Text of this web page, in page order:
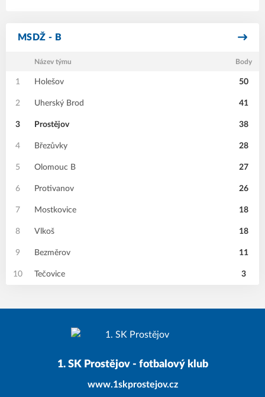
MSDŽ - B
Název týmu Body
1 Holešov 50
2 Uherský Brod 41
3 Prostějov 38
4 Březůvky 28
5 Olomouc B 27
6 Protivanov 26
7 Mostkovice 18
8 Vlkoš 18
9 Bezměrov 11
10 Tečovice 3
1. SK Prostějov - fotbalový klub
www.1skprostejov.cz